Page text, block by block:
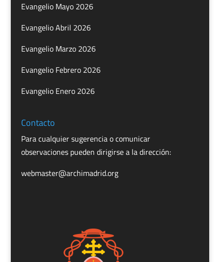
Evangelio Mayo 2026
Evangelio Abril 2026
Evangelio Marzo 2026
Evangelio Febrero 2026
Evangelio Enero 2026
Contacto
Para cualquier sugerencia o comunicar
observaciones pueden dirigirse a la dirección:
webmaster@archimadrid.org